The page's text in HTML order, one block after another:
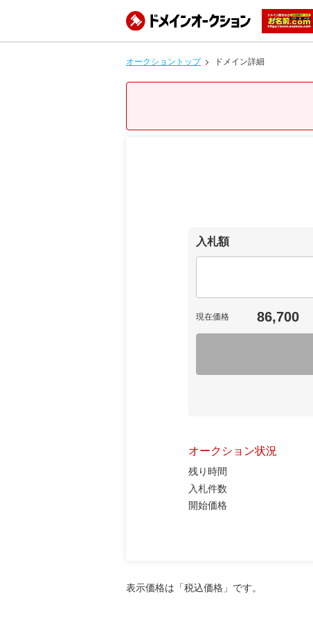
オークショントップ ドメイン詳細
入札額
現在価格 86,700
オークション状況
残り時間
入札件数
開始価格
表示価格は「税込価格」です。